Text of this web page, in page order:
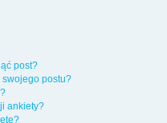
post?
postu?
ankiety?